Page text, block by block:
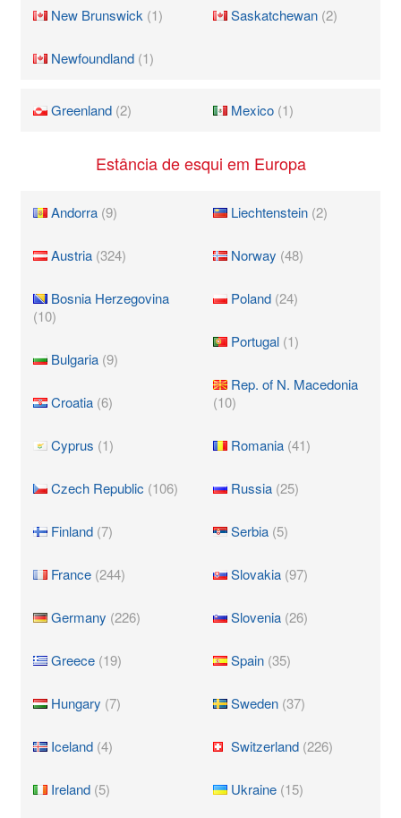
New Brunswick (1)
Newfoundland (1)
Saskatchewan (2)
Greenland (2) Mexico (1)
Estância de esqui em Europa
Andorra (9)
Austria (324)
Bosnia Herzegovina
(10)
Bulgaria (9)
Croatia (6)
Cyprus (1)
Czech Republic (106)
Finland (7)
France (244)
Germany (226)
Greece (19)
Hungary (7)
Iceland (4)
Ireland (5)
Liechtenstein (2)
Norway (48)
Poland (24)
Portugal (1)
Rep. of N. Macedonia
(10)
Romania (41)
Russia (25)
Serbia (5)
Slovakia (97)
Slovenia (26)
Spain (35)
Sweden (37)
Switzerland (226)
Ukraine (15)